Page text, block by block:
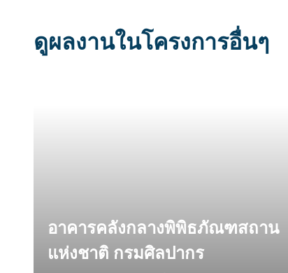
ดูผลงานในโครงการอื่นๆ
อาคารคลังกลางพิพิธภัณฑสถาน
แห่งชาติ กรมศิลปากร